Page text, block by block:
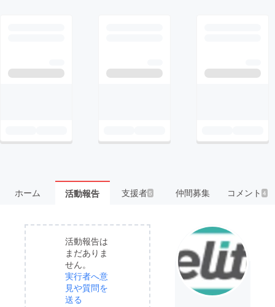
ホーム 活動報告 支援者5 仲間募集 コメント4
活動報告は
まだありま
せん。
実行者へ意
見や質問を
送る